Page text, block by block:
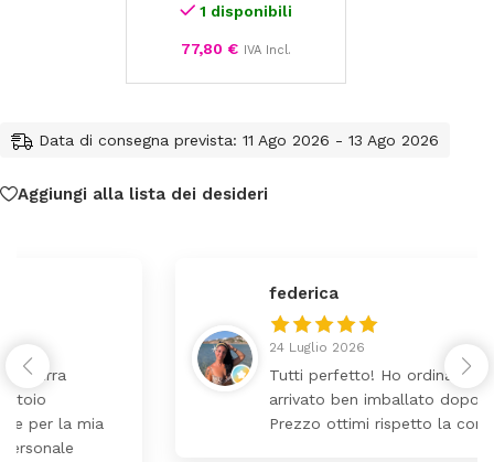
1 disponibili
77,80 € IVA Incl.
Data di consegna prevista: 11 Ago 2026 - 13 Ago 2026
Aggiungi alla lista dei desideri
24 Luglio 2026
Tutti perfetto! Ho ordinato un lettino che é
arrivato ben imballato dopo pochi giorni.
Prezzo ottimi rispetto la concorrenza